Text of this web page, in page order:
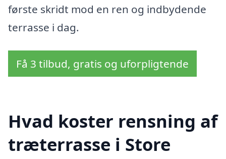
første skridt mod en ren og indbydende
terrasse i dag.
Få 3 tilbud, gratis og uforpligtende
Hvad koster rensning af
træterrasse i Store